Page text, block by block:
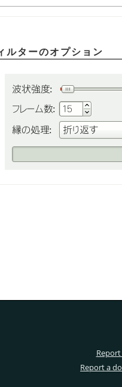
ルターのオプション
Report a